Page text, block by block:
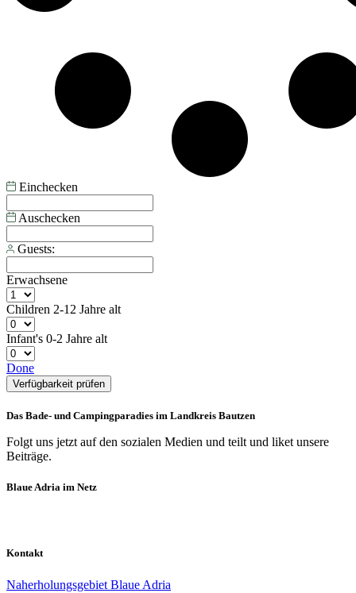
Einchecken
Auschecken
Guests:
Erwachsene
Children 2-12 Jahre alt
Infant's 0-2 Jahre alt
Done
Verfügbarkeit prüfen
Das Bade- und Campingparadies im Landkreis Bautzen
Folgt uns jetzt auf den sozialen Medien und teilt und liket unsere
Beiträge.
Blaue Adria im Netz
Kontakt
Naherholungsgebiet Blaue Adria